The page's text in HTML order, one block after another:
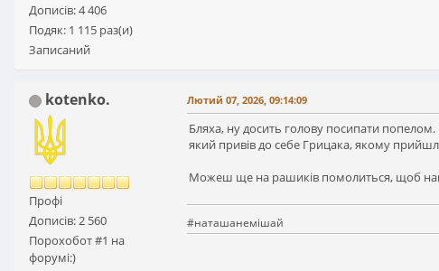
Дописів: 4 406
Подяк: 1 115 раз(и)
Записаний
kotenko.
Профі
Дописів: 2 560
Порохобот #1 на
форумі:)
Лютий 07, 2026, 09:14:09
Бляха, ну досить голову посипати
який привів до себе Грицака, якому
Можеш ще на рашиків помолиться, щоб
#наташанемішай